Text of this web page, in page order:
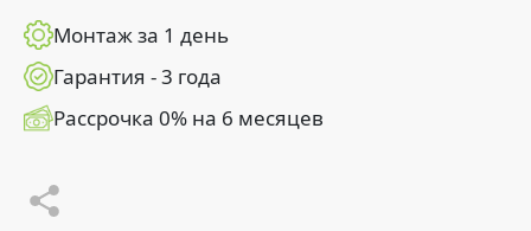
Монтаж за 1 день
Гарантия - 3 года
Рассрочка 0% на 6 месяцев